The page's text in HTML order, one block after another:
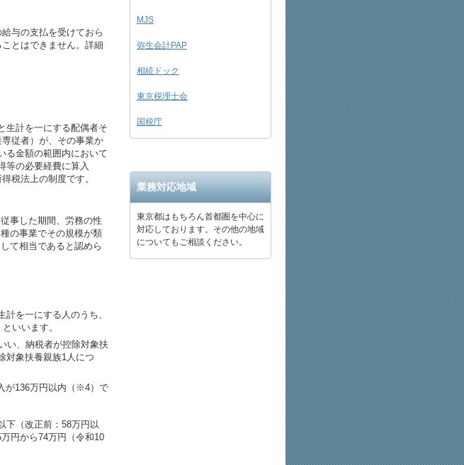
与の支払を受けておら
とはできません。詳細
生計を一にする配偶者そ
従者）が、その事業か
る金額の範囲内において
等の必要経費に算入
税法上の制度です。
事した期間、労務の性
の事業でその規模が類
て相当であると認めら
を一にする人のうち、
いいます。
い、納税者が控除対象扶
対象扶養親族1人につ
が136万円以内（※4）で
下（改正前：58万円以
円から74万円（令和10
MJS
弥生会計PAP
相続ドック
東京税理士会
国税庁
業務対応地域
東京都はもちろん首都圏を中心に
対応しております。その他の地域
についてもご相談ください。